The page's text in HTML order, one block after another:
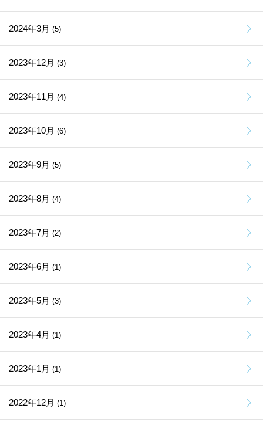
2024年3月 (5)
2023年12月 (3)
2023年11月 (4)
2023年10月 (6)
2023年9月 (5)
2023年8月 (4)
2023年7月 (2)
2023年6月 (1)
2023年5月 (3)
2023年4月 (1)
2023年1月 (1)
2022年12月 (1)